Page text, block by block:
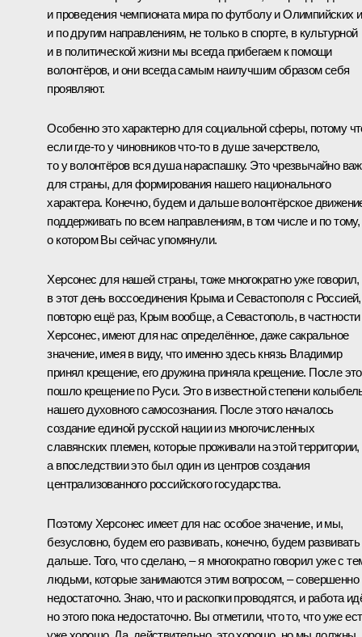
и проведения чемпионата мира по футболу и Олимпийских
и по другим направлениям, не только в спорте, в культурной
и в политической жизни мы всегда прибегаем к помощи
волонтёров, и они всегда самым наилучшим образом себя
проявляют.
Особенно это характерно для социальной сферы, потому
если где-то у чиновников что-то в душе зачерствело,
то у волонтёров вся душа нараспашку. Это чрезвычайно
для страны, для формирования нашего национального
характера. Конечно, будем и дальше волонтёрское
поддерживать по всем направлениям, в том числе и по тому,
о котором Вы сейчас упомянули.
Херсонес для нашей страны, тоже многократно уже говорил,
в этот день воссоединения Крыма и Севастополя с Россией,
повторю ещё раз, Крым вообще, а Севастополь, в частности
Херсонес, имеют для нас определённое, даже сакральное
значение, имея в виду, что именно здесь князь Владимир
принял крещение, его дружина приняла крещение. После
пошло крещение по Руси. Это в известной степени
нашего духовного самосознания. После этого началось
создание единой русской нации из многочисленных
славянских племен, которые проживали на этой территории,
а впоследствии это был один из центров создания
централизованного российского государства.
Поэтому Херсонес имеет для нас особое значение, и мы,
безусловно, будем его развивать, конечно, будем развивать
дальше. Того, что сделано, ‒ я многократно говорил уже с
людьми, которые занимаются этим вопросом, ‒ совершенно
недостаточно. Знаю, что и раскопки проводятся, и работа
но этого пока недостаточно. Вы отметили, что то, что уже